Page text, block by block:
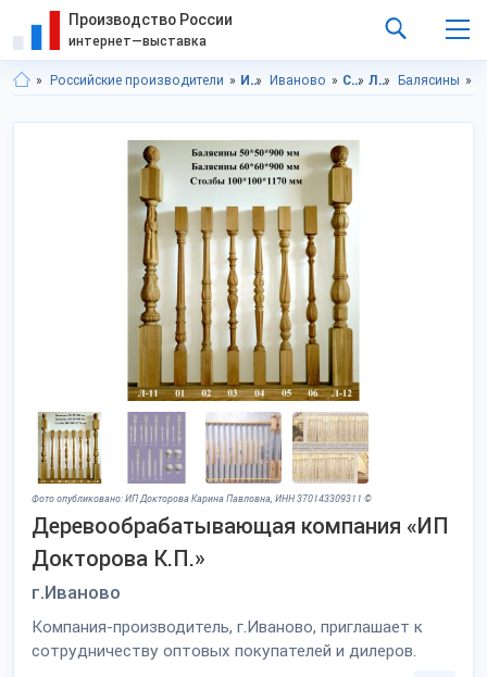
Производство России
интернет—выставка
Российские производители Ивановская область Иваново Строительство и ремонт Лестницы Балясины
Фото опубликовано: ИП Докторова Карина Павловна, ИНН 370143309311 ©
Деревообрабатывающая компания «ИП
Докторова К.П.»
г.Иваново
Компания-производитель, г.Иваново, приглашает к
сотрудничеству оптовых покупателей и дилеров.